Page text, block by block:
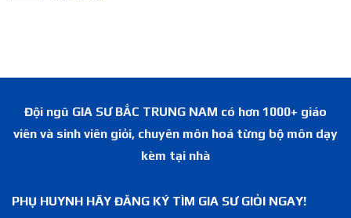
Đội ngũ GIA SƯ BẮC TRUNG NAM có hơn 1000+ giáo
viên và sinh viên giỏi, chuyên môn hoá từng bộ môn dạy
kèm tại nhà
PHỤ HUYNH HÃY ĐĂNG KÝ TÌM GIA SƯ GIỎI NGAY!